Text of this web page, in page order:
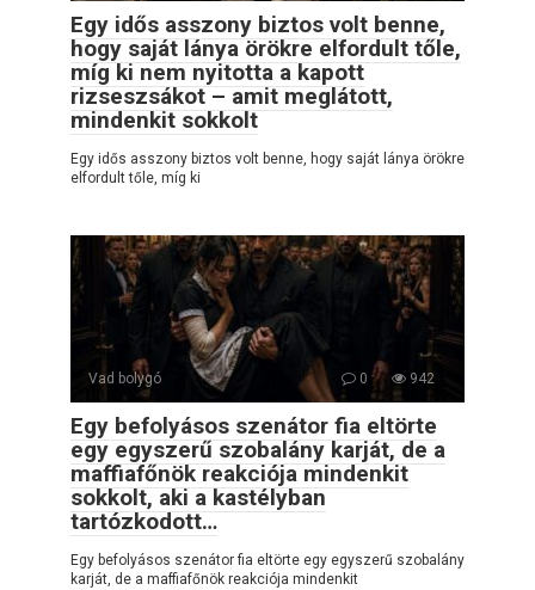
Egy idős asszony biztos volt benne,
hogy saját lánya örökre elfordult tőle,
míg ki nem nyitotta a kapott
rizseszsákot – amit meglátott,
mindenkit sokkolt
Egy idős asszony biztos volt benne, hogy saját lánya örökre
elfordult tőle, míg ki
Vad bolygó 0 942
Egy befolyásos szenátor fia eltörte
egy egyszerű szobalány karját, de a
maffiafőnök reakciója mindenkit
sokkolt, aki a kastélyban
tartózkodott…
Egy befolyásos szenátor fia eltörte egy egyszerű szobalány
karját, de a maffiafőnök reakciója mindenkit